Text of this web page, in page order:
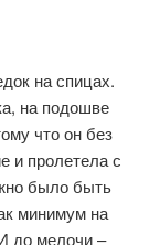
на спицах.
на подошве
что он без
и пролетела с
было быть
минимум на
до мелочи –